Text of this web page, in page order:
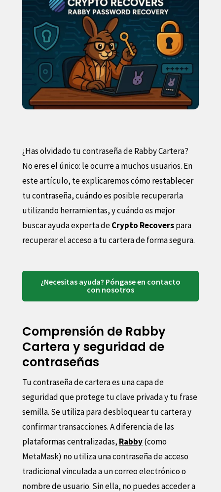
¿Has olvidado tu contraseña de Rabby Cartera?
No eres el único: le ocurre a muchos usuarios. En
este artículo, te explicaremos cómo restablecer
tu contraseña, cuándo es posible recuperarla
utilizando herramientas, y cuándo es mejor
buscar ayuda experta deCrypto Recoverspara
recuperar el acceso a tu cartera de forma segura.
¿Necesitas ayuda? Póngase en contacto
con nosotros
Comprensión de Rabby
Cartera y seguridad de
contraseñas
Tu contraseña de cartera es una capa de
seguridad que protege tu clave privada y tu frase
semilla. Se utiliza para desbloquear tu cartera y
confirmar transacciones. A diferencia de las
plataformas centralizadas, Rabby(como
MetaMask) no utiliza una contraseña de acceso
tradicional vinculada a un correo electrónico o
nombre de usuario. Sin ella, no puedes acceder a